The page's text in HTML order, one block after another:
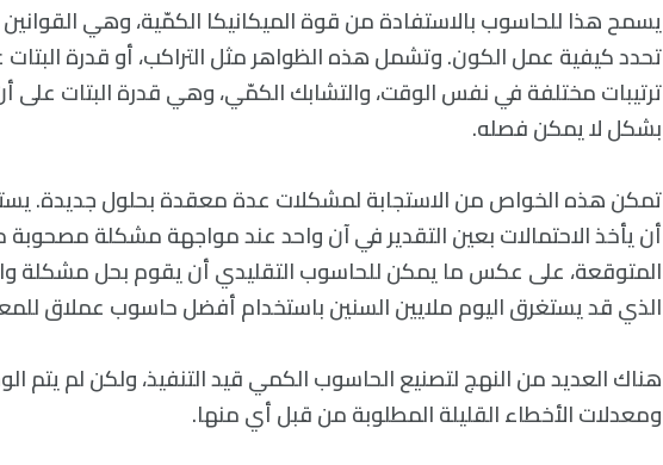
يسمح هذا للحاسوب بالاستفادة من قوة الميكانيكا الكمّية، وهي القوانين
تحدد كيفية عمل الكون. وتشمل هذه الظواهر مثل التراكب، أو قدرة
ترتيبات مختلفة في نفس الوقت، والتشابك الكمّي، وهي قدرة البتات على
بشكل لا يمكن فصله.
تمكن هذه الخواص من الاستجابة لمشكلات عدة معقدة بحلول جديدة.
أن يأخذ الاحتمالات بعين التقدير في آن واحد عند مواجهة مشكلة مصحوبة
المتوقعة، على عكس ما يمكن للحاسوب التقليدي أن يقوم بحل مشكلة
الذي قد يستغرق اليوم ملايين السنين باستخدام أفضل حاسوب عملاق
هناك العديد من النهج لتصنيع الحاسوب الكمي قيد التنفيذ، ولكن لم يتم
ومعدلات الأخطاء القليلة المطلوبة من قبل أي منها.